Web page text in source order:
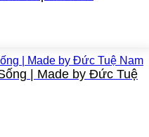
| Made by Đức Tuệ